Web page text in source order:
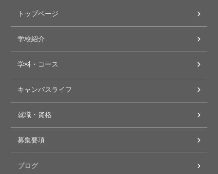
トップページ
学校紹介
学科・コース
キャンパスライフ
就職・資格
募集要項
ブログ